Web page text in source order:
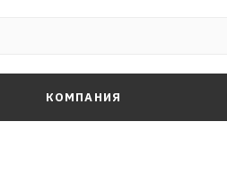
КОМПАНИЯ